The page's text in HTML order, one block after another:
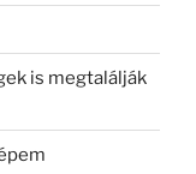
is megtalálják